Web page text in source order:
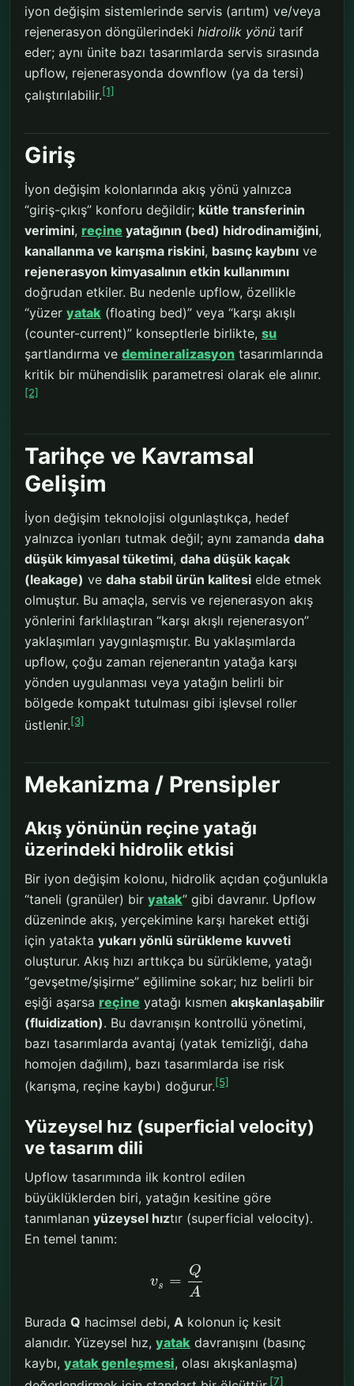
iyon değişim sistemlerinde servis (arıtım) ve/veya
rejenerasyon döngülerindeki hidrolik yönü tarif
eder; aynı ünite bazı tasarımlarda servis sırasında
upflow, rejenerasyonda downflow (ya da tersi)
çalıştırılabilir.[1]
Giriş
İyon değişim kolonlarında akış yönü yalnızca
“giriş-çıkış” konforu değildir; kütle transferinin
verimini, reçine yatağının (bed) hidrodinamiğini,
kanallanma ve karışma riskini, basınç kaybını ve
rejenerasyon kimyasalının etkin kullanımını
doğrudan etkiler. Bu nedenle upflow, özellikle
“yüzer yatak (floating bed)” veya “karşı akışlı
(counter-current)” konseptlerle birlikte, su
şartlandırma ve demineralizasyon tasarımlarında
kritik bir mühendislik parametresi olarak ele alınır.
[2]
Tarihçe ve Kavramsal
Gelişim
İyon değişim teknolojisi olgunlaştıkça, hedef
yalnızca iyonları tutmak değil; aynı zamanda daha
düşük kimyasal tüketimi, daha düşük kaçak
(leakage) ve daha stabil ürün kalitesi elde etmek
olmuştur. Bu amaçla, servis ve rejenerasyon akış
yönlerini farklılaştıran “karşı akışlı rejenerasyon”
yaklaşımları yaygınlaşmıştır. Bu yaklaşımlarda
upflow, çoğu zaman rejenerantın yatağa karşı
yönden uygulanması veya yatağın belirli bir
bölgede kompakt tutulması gibi işlevsel roller
üstlenir.[3]
Mekanizma / Prensipler
Akış yönünün reçine yatağı
üzerindeki hidrolik etkisi
Bir iyon değişim kolonu, hidrolik açıdan çoğunlukla
“taneli (granüler) bir yatak” gibi davranır. Upflow
düzeninde akış, yerçekimine karşı hareket ettiği
için yatakta yukarı yönlü sürükleme kuvveti
oluşturur. Akış hızı arttıkça bu sürükleme, yatağı
“gevşetme/şişirme” eğilimine sokar; hız belirli bir
eşiği aşarsa reçine yatağı kısmen akışkanlaşabilir
(fluidization). Bu davranışın kontrollü yönetimi,
bazı tasarımlarda avantaj (yatak temizliği, daha
homojen dağılım), bazı tasarımlarda ise risk
(karışma, reçine kaybı) doğurur.[5]
Yüzeysel hız (superficial velocity)
ve tasarım dili
Upflow tasarımında ilk kontrol edilen
büyüklüklerden biri, yatağın kesitine göre
tanımlanan yüzeysel hıztır (superficial velocity).
En temel tanım:
vs =
Q
A
Burada Q hacimsel debi, A kolonun iç kesit
alanıdır. Yüzeysel hız, yatak davranışını (basınç
kaybı, yatak genleşmesi, olası akışkanlaşma)
[7]